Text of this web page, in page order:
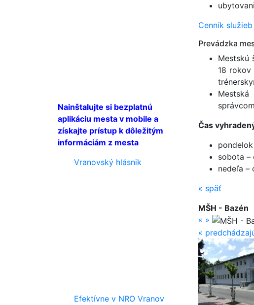
Nainštalujte si bezplatnú
aplikáciu mesta v mobile a
získajte prístup k dôležitým
informáciám z mesta
Vranovský hlásnik
Efektívne v NRO Vranov
Cenník
Prevádzka
Mestskú
18
Čas
sobota –
nedeľa –
« späť
MŠH - Bazén
« »
«